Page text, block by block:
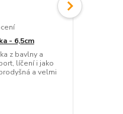
- 6,5cm
z bavlny a
líčení i jako
a velmi